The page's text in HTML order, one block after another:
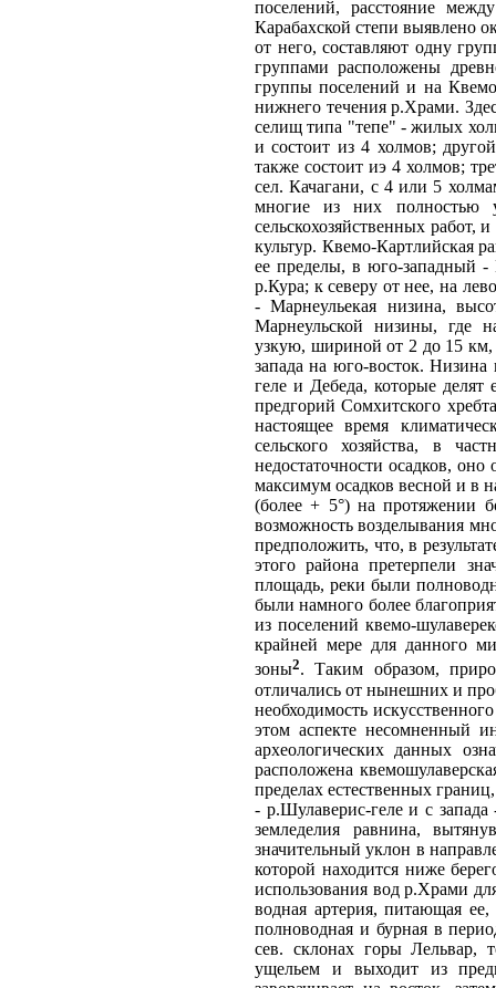
поселений, расстояние
Карабахской степи выявлено
от него, составляют одну
группами расположены
группы поселений и на
нижнего течения р.Храми.
селищ типа "тепе" - жилых
и состоит из 4 холмов;
также состоит иэ 4 холмов;
сел. Качагани, с 4 или 5
многие из них полностью
сельскохозяйственных работ,
культур. Квемо-Картлийская
ее пределы, в юго-западный -
р.Кура; к северу от нее, на
- Марнеульекая низина,
Марнеульской низины, где
узкую, шириной от 2 до 15
запада на юго-восток.
геле и Дебеда, которые
предгорий Сомхитского
настоящее время
сельского хозяйства, в
недостаточности осадков,
максимум осадков весной и в
(более + 5°) на протяжении
возможность возделывания
предположить, что, в
этого района претерпели
площадь, реки были
были намного более
из поселений квемо-
крайней мере для данного
зоны2. Таким образом,
отличались от нынешних и
необходимость
этом аспекте несомненный
археологических данных
расположена
пределах естественных
- р.Шулаверис-геле и с
земледелия равнина,
значительный уклон в
которой находится ниже
использования вод р.Храми
водная артерия, питающая
полноводная и бурная в
сев. склонах горы Лельвар,
ущельем и выходит из